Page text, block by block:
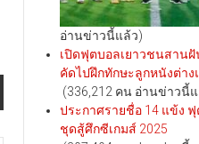
อ่านข่าวนี้แล้ว)
เปิดฟุตบอลเยาวชนสาน
คัดไปฝึกทักษะลูกหนังต่า
(336,212 คน อ่านข่าวนี้
ประกาศรายชื่อ 14 แข้ง
ชุดสู้ศึกซีเกมส์ 2025